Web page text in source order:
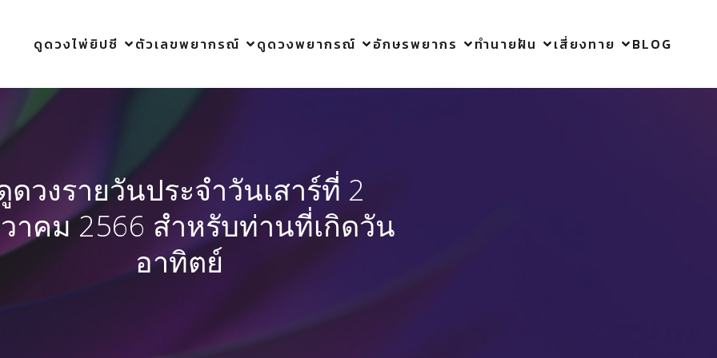
ดูดวงไพ่ยิปซี ตัวเลขพยากรณ์ ดูดวงพยากรณ์ อักษรพยากร ทำนายฝัน เสี่ยงทาย BLOG
ดวงรายวันประจำวันเสาร์ที่ 2
าคม 2566 สำหรับท่านที่เกิดวัน
อาทิตย์